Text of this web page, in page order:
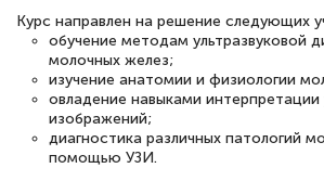
повышения квалификации
русскому языку и
полезных материалов
подготовиться к
книги, методические
статьи. Времени на
Курс направлен на решение следующих
обучение методам ультразвуковой
молочных желез;
изучение анатомии и физиологии
овладение навыками интерпретации
изображений;
диагностика различных патологий
помощью УЗИ.